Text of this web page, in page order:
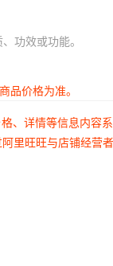
功效或功能。
品价格为准。
、详情等信息内容
里旺旺与店铺经营